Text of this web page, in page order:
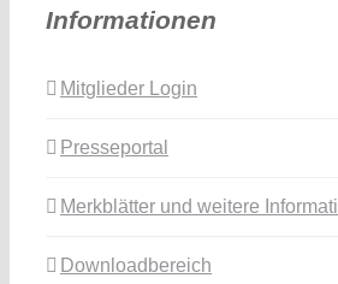
Informationen
Mitglieder Login
Presseportal
Merkblätter und weitere
Downloadbereich